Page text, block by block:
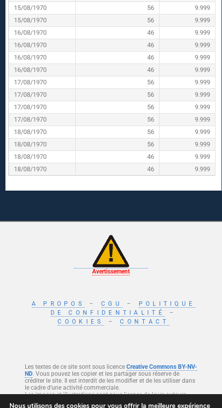
15/08/1970
56
9.999
15/08/1970
56
9.999
16/08/1970
46
9.999
16/08/1970
46
9.999
16/08/1970
46
9.999
16/08/1970
46
9.999
17/08/1970
56
9.999
17/08/1970
56
9.999
17/08/1970
56
9.999
17/08/1970
56
9.999
18/08/1970
56
9.999
18/08/1970
56
9.999
18/08/1970
46
9.999
18/08/1970
46 9.999
Avertissement
A PROPOS – CGU –
POLITIQUE
DE CONFIDENTIALITÉ
–
COOKIES
–CONTACT
Les textes de ce site sont sous licence Creative Commons BY-NV-
ND. Vous pouvez les copier et les partager sous réserve de
créditer le site. Il est interdit de les modifier et de les utiliser dans
le cadre d’une activité commerciale.
Les images et illustrations sont sous licence de leurs auteurs.
Nous utilisons des cookies pour vous offrir la meilleure expérience